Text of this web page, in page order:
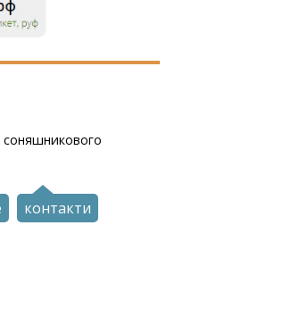
соняшникового
контакти